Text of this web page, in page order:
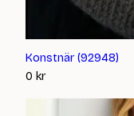
Konstnär (92948)
0 kr